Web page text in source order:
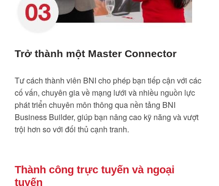
Trở thành một Master Connector
Tư cách thành viên BNI cho phép bạn tiếp cận với các
cố vấn, chuyên gia về mạng lưới và nhiều nguồn lực
phát triển chuyên môn thông qua nền tảng BNI
Business Builder, giúp bạn nâng cao kỹ năng và vượt
trội hơn so với đối thủ cạnh tranh.
Thành công trực tuyến và ngoại
tuyến